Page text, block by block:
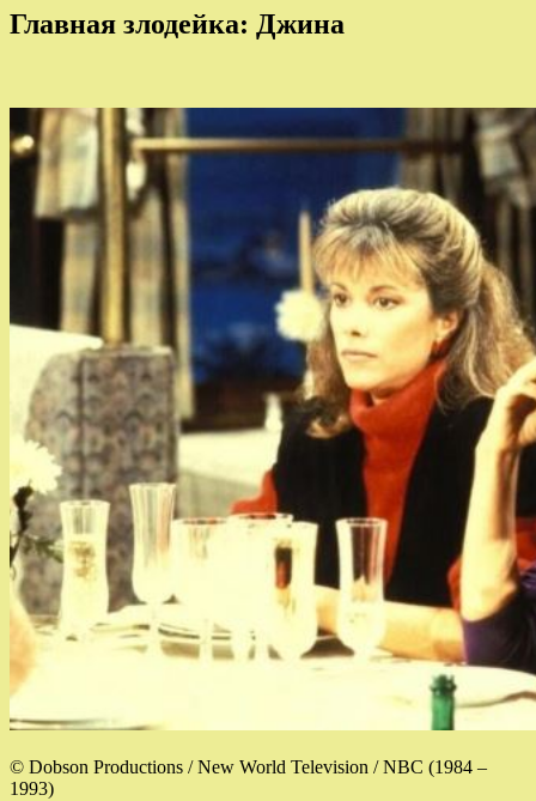
Главная злодейка: Джина
© Dobson Productions / New World Television / NBC (1984 –
1993)